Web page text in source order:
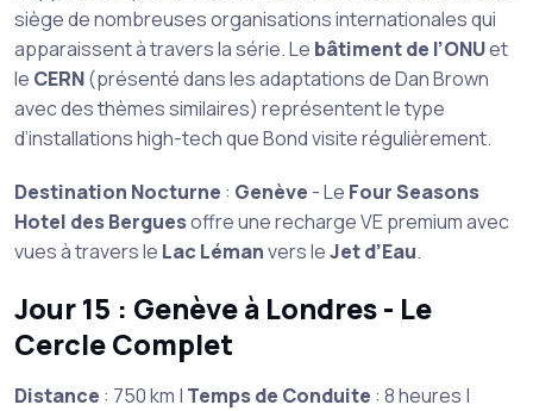
siège de nombreuses organisations internationales qui
apparaissent à travers la série. Le bâtiment de l’ONUet
le CERN(présenté dans les adaptations de Dan Brown
avec des thèmes similaires) représentent le type
d’installations high-tech que Bond visite régulièrement.
Destination Nocturne : Genève - Le Four Seasons
Hotel des Berguesoffre une recharge VE premium avec
vues à travers le Lac Lémanvers leJet d’Eau.
Jour 15 : Genève à Londres - Le
Cercle Complet
Distance : 750 km | Temps de Conduite : 8 heures |